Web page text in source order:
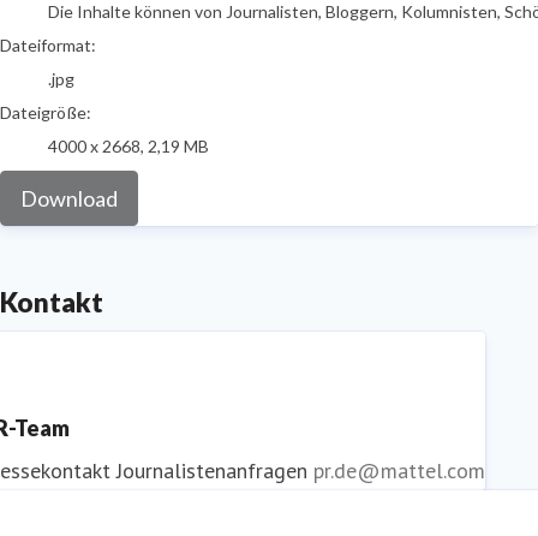
Die Inhalte können von Journalisten, Bloggern, Kolumnisten,
Dateiformat:
.jpg
Dateigröße:
4000 x 2668, 2,19 MB
Download
Kontakt
Team
Journalistenanfragen pr.de@mattel.com